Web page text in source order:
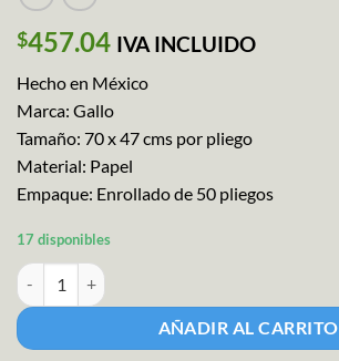
$457.04 IVA INCLUIDO
Hecho en México
Marca: Gallo
Tamaño: 70 x 47 cms por pliego
Material: Papel
Empaque: Enrollado de 50 pliegos
17 disponibles
Loteria Plan.grande Gallo 50pzs cantidad
AÑADIR AL CARRITO